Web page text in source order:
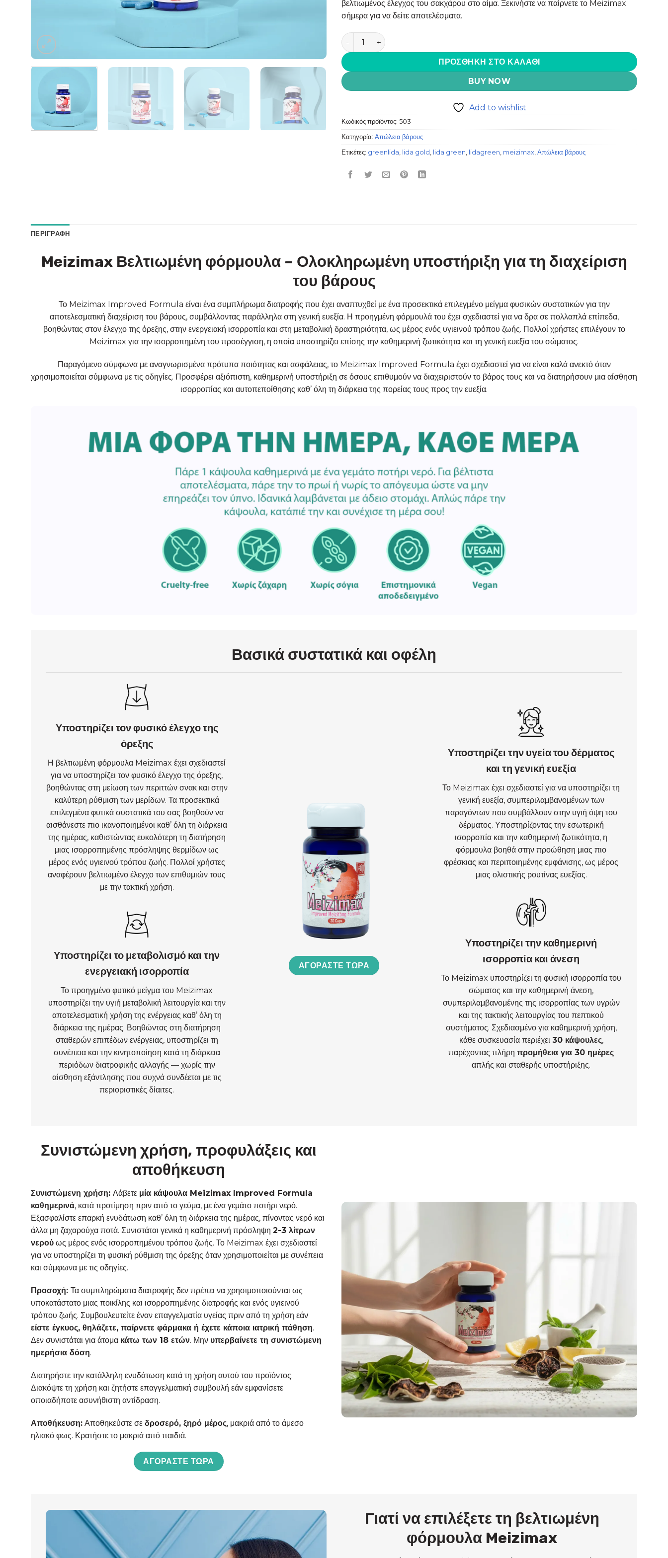
βελτιωμένος έλεγχος του σακχάρου στο αίμα. Ξεκινήστε να παίρνετε το Meizimax
σήμερα για να δείτε αποτελέσματα.
Meizimax Βελτιωμένη φόρμουλα ποσότητα
ΠΡΟΣΘΉΚΗ ΣΤΟ ΚΑΛΆΘΙ
BUY NOW
Add to wishlist
Κωδικός προϊόντος: 503
Κατηγορία: Απώλεια βάρους
Ετικέτες: greenlida, lida gold , lida green, lidagreen, meizimax, Απώλεια βάρους
ΠΕΡΙΓΡΑΦΉ
Meizimax Βελτιωμένη φόρμουλα – Ολοκληρωμένη υποστήριξη για τη διαχείριση
του βάρους
Το Meizimax Improved Formula είναι ένα συμπλήρωμα διατροφής που έχει αναπτυχθεί με ένα προσεκτικά επιλεγμένο μείγμα φυσικών συστατικών για την
αποτελεσματική διαχείριση του βάρους, συμβάλλοντας παράλληλα στη γενική ευεξία. Η προηγμένη φόρμουλά του έχει σχεδιαστεί για να δρα σε πολλαπλά επίπεδα,
βοηθώντας στον έλεγχο της όρεξης, στην ενεργειακή ισορροπία και στη μεταβολική δραστηριότητα, ως μέρος ενός υγιεινού τρόπου ζωής. Πολλοί χρήστες επιλέγουν το
Meizimax για την ισορροπημένη του προσέγγιση, η οποία υποστηρίζει επίσης την καθημερινή ζωτικότητα και τη γενική ευεξία του σώματος.
Παραγόμενο σύμφωνα με αναγνωρισμένα πρότυπα ποιότητας και ασφάλειας, το Meizimax Improved Formula έχει σχεδιαστεί για να είναι καλά ανεκτό όταν
χρησιμοποιείται σύμφωνα με τις οδηγίες. Προσφέρει αξιόπιστη, καθημερινή υποστήριξη σε όσους επιθυμούν να διαχειριστούν το βάρος τους και να διατηρήσουν μια αίσθηση
ισορροπίας και αυτοπεποίθησης καθ’ όλη τη διάρκεια της πορείας τους προς την ευεξία.
Βασικά συστατικά και οφέλη
Υποστηρίζει τον φυσικό έλεγχο της
όρεξης
Η βελτιωμένη φόρμουλα Meizimax έχει σχεδιαστεί
για να υποστηρίζει τον φυσικό έλεγχο της όρεξης,
βοηθώντας στη μείωση των περιττών σνακ και στην
καλύτερη ρύθμιση των μερίδων. Τα προσεκτικά
επιλεγμένα φυτικά συστατικά του σας βοηθούν να
αισθάνεστε πιο ικανοποιημένοι καθ’ όλη τη διάρκεια
της ημέρας, καθιστώντας ευκολότερη τη διατήρηση
μιας ισορροπημένης πρόσληψης θερμίδων ως
μέρος ενός υγιεινού τρόπου ζωής. Πολλοί χρήστες
αναφέρουν βελτιωμένο έλεγχο των επιθυμιών τους
με την τακτική χρήση.
Υποστηρίζει το μεταβολισμό και την
ενεργειακή ισορροπία
Το προηγμένο φυτικό μείγμα του Meizimax
υποστηρίζει την υγιή μεταβολική λειτουργία και την
αποτελεσματική χρήση της ενέργειας καθ’ όλη τη
διάρκεια της ημέρας. Βοηθώντας στη διατήρηση
σταθερών επιπέδων ενέργειας, υποστηρίζει τη
συνέπεια και την κινητοποίηση κατά τη διάρκεια
περιόδων διατροφικής αλλαγής — χωρίς την
αίσθηση εξάντλησης που συχνά συνδέεται με τις
περιοριστικές δίαιτες.
ΑΓΟΡΆΣΤΕ ΤΏΡΑ
Υποστηρίζει την υγεία του δέρματος
και τη γενική ευεξία
Το Meizimax έχει σχεδιαστεί για να υποστηρίζει τη
γενική ευεξία, συμπεριλαμβανομένων των
παραγόντων που συμβάλλουν στην υγιή όψη του
δέρματος. Υποστηρίζοντας την εσωτερική
ισορροπία και την καθημερινή ζωτικότητα, η
φόρμουλα βοηθά στην προώθηση μιας πιο
φρέσκιας και περιποιημένης εμφάνισης, ως μέρος
μιας ολιστικής ρουτίνας ευεξίας.
Υποστηρίζει την καθημερινή
ισορροπία και άνεση
Το Meizimax υποστηρίζει τη φυσική ισορροπία του
σώματος και την καθημερινή άνεση,
συμπεριλαμβανομένης της ισορροπίας των υγρών
και της τακτικής λειτουργίας του πεπτικού
συστήματος. Σχεδιασμένο για καθημερινή χρήση,
κάθε συσκευασία περιέχει 30 κάψουλες,
παρέχοντας πλήρηπρομήθεια για 30 ημέρες
απλής και σταθερής υποστήριξης.
Συνιστώμενη χρήση, προφυλάξεις και
αποθήκευση
Συνιστώμενη χρήση: Λάβετε μία κάψουλα Meizimax Improved Formula
καθημερινά, κατά προτίμηση πριν από το γεύμα, με ένα γεμάτο ποτήρι νερό.
Εξασφαλίστε επαρκή ενυδάτωση καθ’ όλη τη διάρκεια της ημέρας, πίνοντας νερό και
άλλα μη ζαχαρούχα ποτά. Συνιστάται γενικά η καθημερινή πρόσληψη 2-3 λίτρων
νερού ως μέρος ενός ισορροπημένου τρόπου ζωής. Το Meizimax έχει σχεδιαστεί
για να υποστηρίζει τη φυσική ρύθμιση της όρεξης όταν χρησιμοποιείται με συνέπεια
και σύμφωνα με τις οδηγίες.
Προσοχή: Τα συμπληρώματα διατροφής δεν πρέπει να χρησιμοποιούνται ως
υποκατάστατο μιας ποικίλης και ισορροπημένης διατροφής και ενός υγιεινού
τρόπου ζωής. Συμβουλευτείτε έναν επαγγελματία υγείας πριν από τη χρήση εάν
είστε έγκυος, θηλάζετε, παίρνετε φάρμακα ή έχετε κάποια ιατρική πάθηση.
Δεν συνιστάται για άτομα κάτω των 18 ετών. Μην υπερβαίνετε τη συνιστώμενη
ημερήσια δόση.
Διατηρήστε την κατάλληλη ενυδάτωση κατά τη χρήση αυτού του προϊόντος.
Διακόψτε τη χρήση και ζητήστε επαγγελματική συμβουλή εάν εμφανίσετε
οποιαδήποτε ασυνήθιστη αντίδραση.
Αποθήκευση: Αποθηκεύστε σε δροσερό, ξηρό μέρος, μακριά από το άμεσο
ηλιακό φως. Κρατήστε το μακριά από παιδιά.
ΑΓΟΡΆΣΤΕ ΤΏΡΑ
Γιατί να επιλέξετε τη βελτιωμένη
φόρμουλα Meizimax